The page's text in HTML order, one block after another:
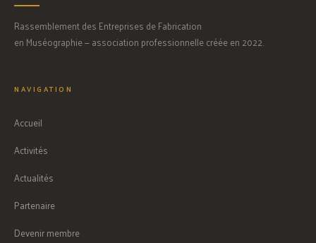
Rassemblement des Entreprises de Fabrication
en Muséographie — association professionnelle créée en 2022.
NAVIGATION
Accueil
Activités
Actualités
Partenaire
Devenir membre